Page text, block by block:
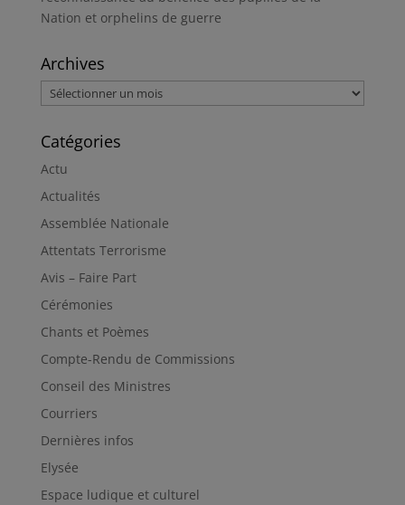
Nation et orphelins de guerre
Archives
Archives
Catégories
Actu
Actualités
Assemblée Nationale
Attentats Terrorisme
Avis – Faire Part
Cérémonies
Chants et Poèmes
Compte-Rendu de Commissions
Conseil des Ministres
Courriers
Dernières infos
Elysée
Espace ludique et culturel